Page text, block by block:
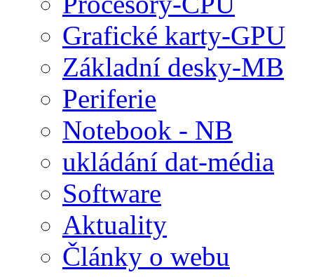
Grafické karty-GPU
Základní desky-MB
Periferie
Notebook - NB
ukládání dat-média
Software
Aktuality
Články o webu